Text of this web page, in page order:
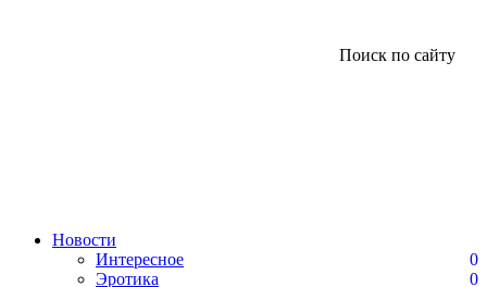
Поиск по сайту
Новости
Интересное
0
Эротика
0